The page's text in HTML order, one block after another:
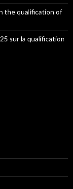
the qualification of
sur la qualification